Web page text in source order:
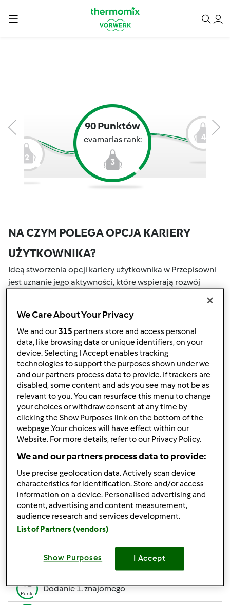
2
90 Punktów
evamarias rank:
3
4
NA CZYM POLEGA OPCJA KARIERY
UŻYTKOWNIKA?
Ideą stworzenia opcji kariery użytkownika w Przepisowni
jest uznanie jego aktywności, które wspierają rozwój
portalu społecznościowym są nagradzane przez punkty.
Osiągnięcie określonej liczby punktów, automatycznie
podwyższa Twoje miejsce w rankingu społecznościowym,
który określany jest numerem wewnątrz fartucha obok
nazwy użytkownika.
W JAKI SPOSÓB MOŻESZ OTRZYMAĆ
PUNKTY ZA AKTYWNOŚĆ?
Punkty można otrzymać za aktywności, które są
wymienione poniżej. Za każdym razem, gdy otrzymujesz
punkty, są one dodawane to Twojej kariery użytkownika.
Poniżej możesz również sprawdzić które aktywności
społecznościowym.
+50
Punktów
Zwycięzca konkursu
+10
Utworzenie przepisu (całość = 10 pkt, część =
Ocenienie 1 przepisu
+1
Punkt
Dodanie 1. znajomego
We Care About Your Privacy
We and our315 partners store and access personal
data, like browsing data or unique identifiers, on your
device. Selecting I Accept enables tracking
technologies to support the purposes shown under we
and our partners process data to provide. If trackers are
disabled, some content and ads you see may not be as
relevant to you. You can resurface this menu to change
your choices or withdraw consent at any time by
clicking the Show Purposes link on the bottom of the
webpage .Your choices will have effect within our
Website. For more details, refer to our Privacy Policy.
We and our partners process data to provide:
Use precise geolocation data. Actively scan device
characteristics for identification. Store and/or access
information on a device. Personalised advertising and
content, advertising and content measurement,
audience research and services development.
List of Partners (vendors)
Show Purposes I Accept